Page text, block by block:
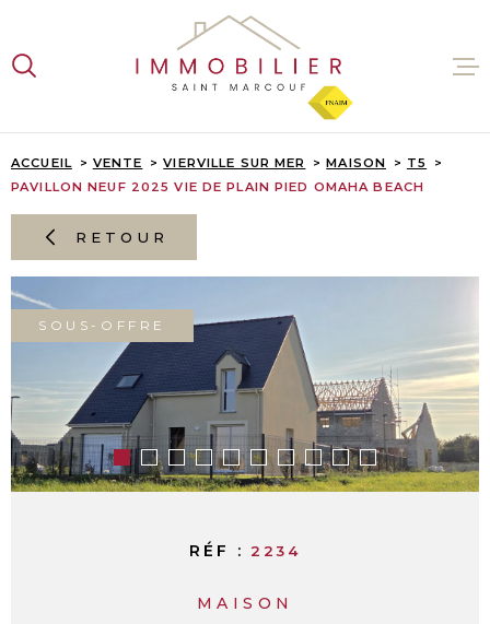
la
recherche
menu
principal
contenu
ACCUEIL VENTE VIERVILLE SUR MER MAISON
T5
PAVILLON NEUF 2025 VIE DE PLAIN PIED OMAHA BEACH
RETOUR
SOUS-OFFRE
RÉF : 2234
MAISON